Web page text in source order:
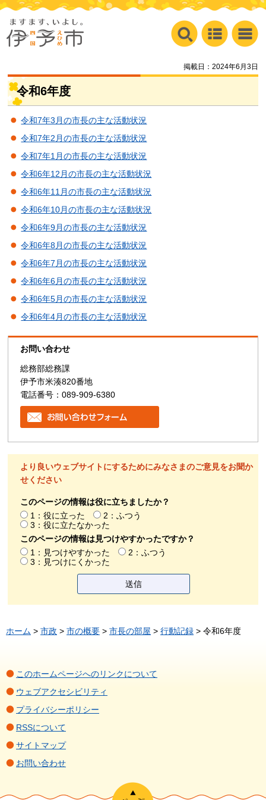
掲載日：2024年6月3日
令和6年度
令和7年3月の市長の主な活動状況
令和7年2月の市長の主な活動状況
令和7年1月の市長の主な活動状況
令和6年12月の市長の主な活動状況
令和6年11月の市長の主な活動状況
令和6年10月の市長の主な活動状況
令和6年9月の市長の主な活動状況
令和6年8月の市長の主な活動状況
令和6年7月の市長の主な活動状況
令和6年6月の市長の主な活動状況
令和6年5月の市長の主な活動状況
令和6年4月の市長の主な活動状況
お問い合わせ
総務部総務課
伊予市米湊820番地
電話番号：089-909-6380
より良いウェブサイトにするためにみなさまのご意見をお聞か
せください
このページの情報は役に立ちましたか？
1：役に立った
2：ふつう
3：役に立たなかった
このページの情報は見つけやすかったですか？
1：見つけやすかった
2：ふつう
3：見つけにくかった
ホーム > 市政 > 市の概要 > 市長の部屋 > 行動記録 > 令和6年度
このホームページへのリンクについて
ウェブアクセシビリティ
プライバシーポリシー
RSSについて
サイトマップ
お問い合わせ